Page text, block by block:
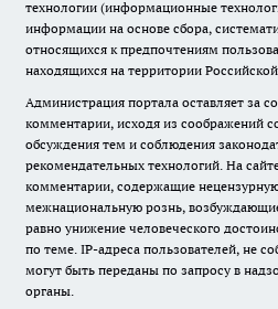
технологии (информационные
информации на основе сбора,
относящихся к предпочтениям
находящихся на территории
Администрация портала оставляет за
комментарии, исходя из соображений
обсуждения тем и соблюдения
рекомендательных технологий. На
комментарии, содержащие
межнациональную рознь,
равно унижение человеческого
по теме. IP-адреса пользователей, не
могут быть переданы по запросу в
органы.